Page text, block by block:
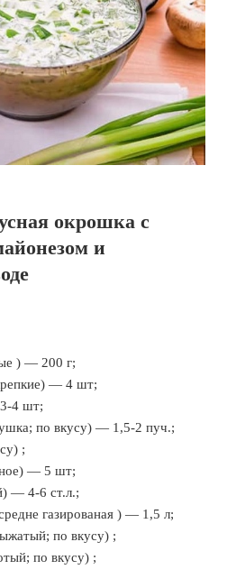
окрошка с
и
) — 200 г;
— 4 шт;
4 шт;
по вкусу) — 1,5-2 пуч.;
;
— 5 шт;
— 4-6 ст.л.;
газированая ) — 1,5 л;
по вкусу) ;
по вкусу) ;